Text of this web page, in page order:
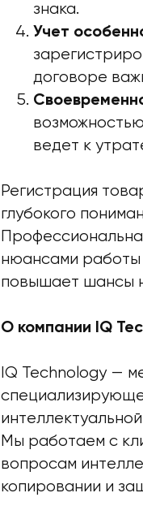
знака.
Учет
договоре
ведет к
Регистрация
глубокого
нюансами работы
повышает шансы
О компании IQ
IQ Technology —
Мы работаем с
вопросам
копировании и